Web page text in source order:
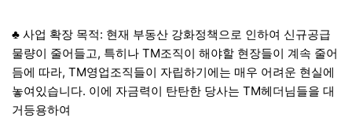
♣ 사업 확장 목적: 현재 부동산 강화정책으로 인하여 신규공급
물량이 줄어들고, 특히나 TM조직이 해야할 현장들이 계속 줄어
듬에 따라, TM영업조직들이 자립하기에는 매우 어려운 현실에
놓여있습니다. 이에 자금력이 탄탄한 당사는 TM헤더님들을 대
거등용하여